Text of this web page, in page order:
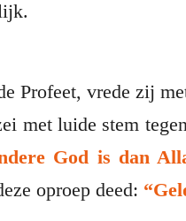
Profeet, vrede zij
met luide stem
God is dan
oproep deed: